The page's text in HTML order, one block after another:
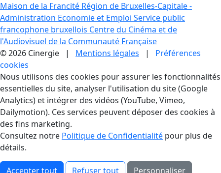
Maison de la Francité Région de Bruxelles-Capitale -
Administration Economie et Emploi Service public
francophone bruxellois Centre du Cinéma et de
l'Audiovisuel de la Communauté Française
© 2026 Cinergie | Mentions légales | Préférences
cookies
Gestion des Cookies
Nous utilisons des cookies pour assurer les fonctionnalités
essentielles du site, analyser l'utilisation du site (Google
Analytics) et intégrer des vidéos (YouTube, Vimeo,
Dailymotion). Ces services peuvent déposer des cookies à
des fins marketing.
Consultez notre Politique de Confidentialité pour plus de
détails.
Accepter tout Refuser tout Personnaliser